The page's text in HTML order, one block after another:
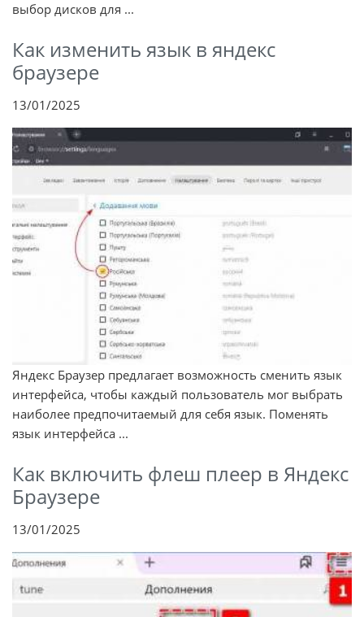
выбор дисков для ...
Как изменить язык в яндекс
браузере
13/01/2025
Яндекс Браузер предлагает возможность сменить язык
интерфейса, чтобы каждый пользователь мог выбрать
наиболее предпочитаемый для себя язык. Поменять
язык интерфейса ...
Как включить флеш плеер в Яндекс
Браузере
13/01/2025